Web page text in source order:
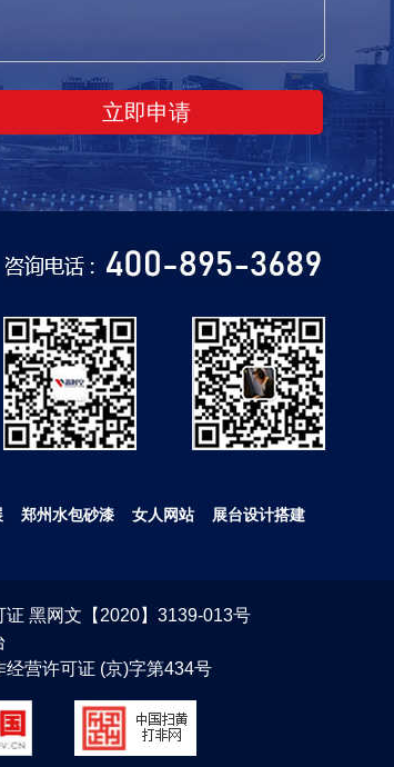
郑州水包砂漆 女人网站
展台设计搭建
证 黑网文【2020】3139-013号
经营许可证 (京)字第434号